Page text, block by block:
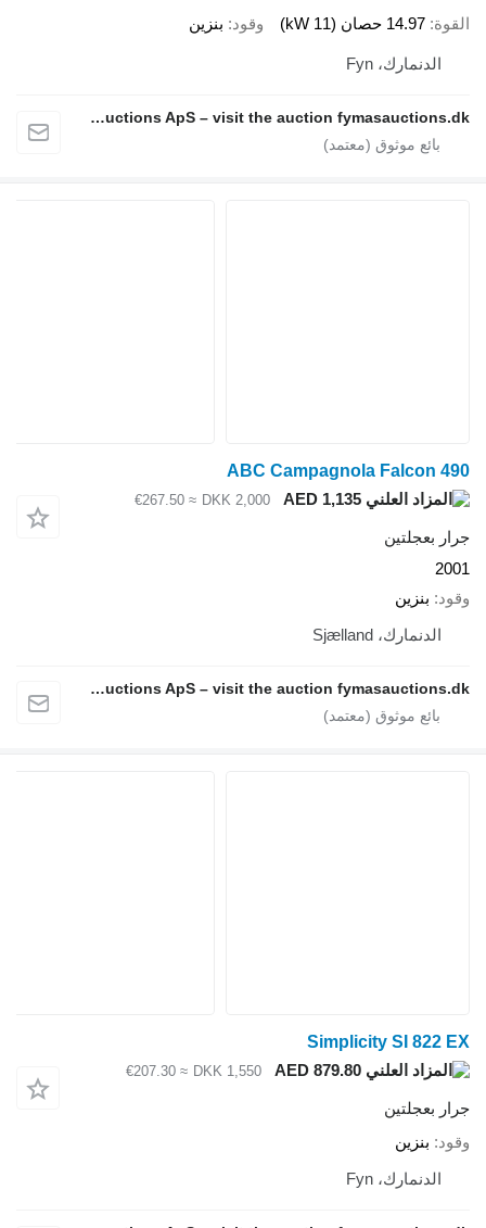
وقود بنزين
Fymas Auctions ApS – visit the auction fymasauctions.dk
ABC
DKK 2,000
≈ €267.50
Fymas Auctions ApS – visit the auction fymasauctions.dk
DKK 1,550
≈ €207.30